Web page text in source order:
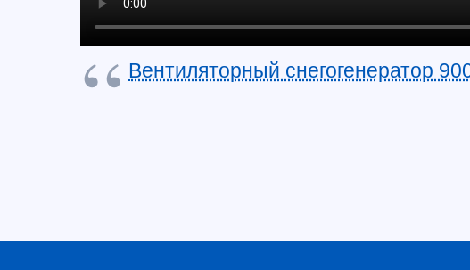
Вентиляторный снегогенератор